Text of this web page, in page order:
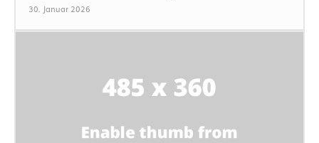
30. Januar 2026